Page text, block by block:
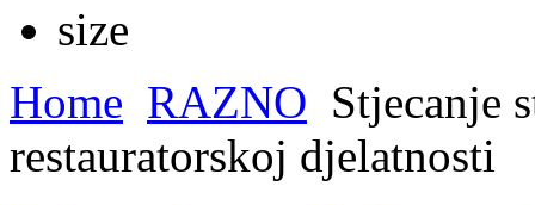
Home RAZNO Stjecanje
restauratorskoj djelatnosti